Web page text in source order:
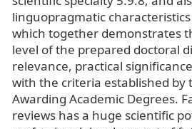
linguopragmatic
which together demonstrates
level of the prepared doctoral
relevance, practical
with the criteria established by
Awarding Academic Degrees.
reviews has a huge scientific